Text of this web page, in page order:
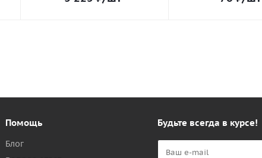
Помощь
Блог
Будьте всегда в курсе!